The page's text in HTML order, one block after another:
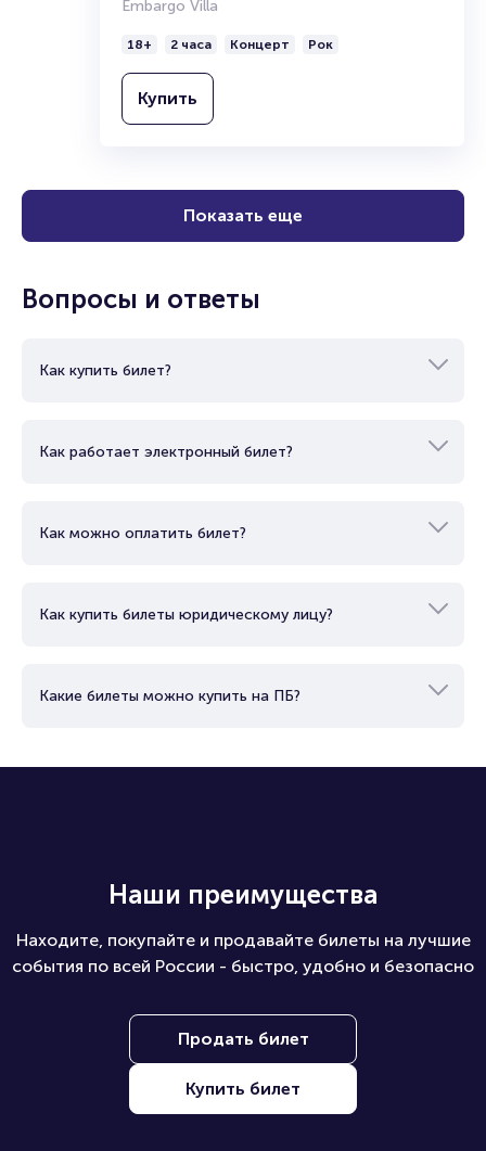
Embargo Villa
18+ 2 часа Концерт Рок
Купить
Показать еще
Вопросы и ответы
Как купить билет?
Как работает электронный билет?
Как можно оплатить билет?
Как купить билеты юридическому лицу?
Какие билеты можно купить на ПБ?
Наши преимущества
Находите, покупайте и продавайте билеты на лучшие
события по всей России - быстро, удобно и безопасно
Продать билет
Купить билет